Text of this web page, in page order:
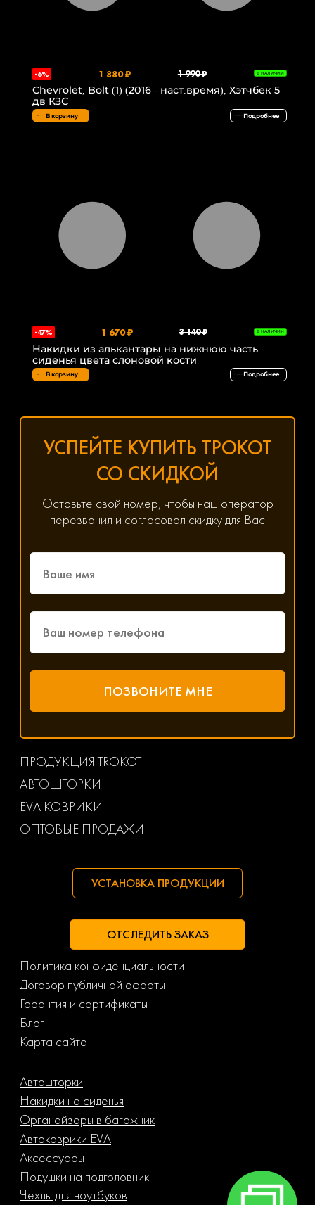
-6% 1 880 ₽ 1 990 ₽ В НАЛИЧИИ
Chevrolet, Bolt (1) (2016 - наст.время), Хэтчбек 5
дв КЗС
В корзину Подробнее
-47% 1 670 ₽ 3 140 ₽ В НАЛИЧИИ
Накидки из алькантары на нижнюю часть
сиденья цвета слоновой кости
В корзину Подробнее
УСПЕЙТЕ КУПИТЬ ТРОКОТ
СО СКИДКОЙ
Оставьте свой номер, чтобы наш оператор
перезвонил и согласовал скидку для Вас
ПРОДУКЦИЯ TROKOT
АВТОШТОРКИ
EVA КОВРИКИ
ОПТОВЫЕ ПРОДАЖИ
УСТАНОВКА ПРОДУКЦИИ
ОТСЛЕДИТЬ ЗАКАЗ
Политика конфиденциальности
Договор публичной оферты
Гарантия и сертификаты
Блог
Карта сайта
Автошторки
Накидки на сиденья
Органайзеры в багажник
Автоковрики EVA
Аксессуары
Подушки на подголовник
Чехлы для ноутбуков